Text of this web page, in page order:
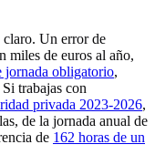
claro. Un error de
miles de euros al año,
jornada obligatorio,
trabajas con
privada 2023-2026,
de la jornada anual de
de 162 horas de un